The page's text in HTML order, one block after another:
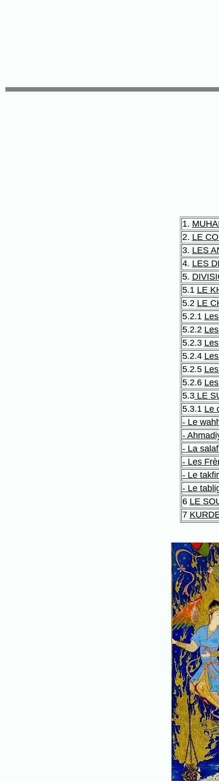
1.
2. LE
3. LES
4. LES
5.
5.1 LE
5.2 LE
5.2.1
5.2.2
5.2.3
5.2.4
5.2.5
5.2.6
5.3LE
5.3.1 Le
- Le
-
- La
- Les
- Le
- Le
6 LE
7